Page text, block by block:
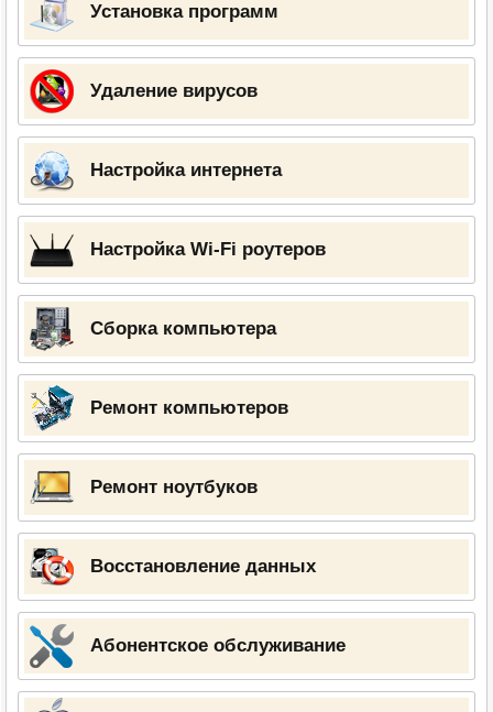
Установка программ
Удаление вирусов
Настройка интернета
Настройка Wi-Fi роутеров
Сборка компьютера
Ремонт компьютеров
Ремонт ноутбуков
Восстановление данных
Абонентское обслуживание